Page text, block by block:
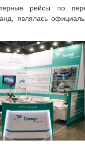
рейсы по
являлась